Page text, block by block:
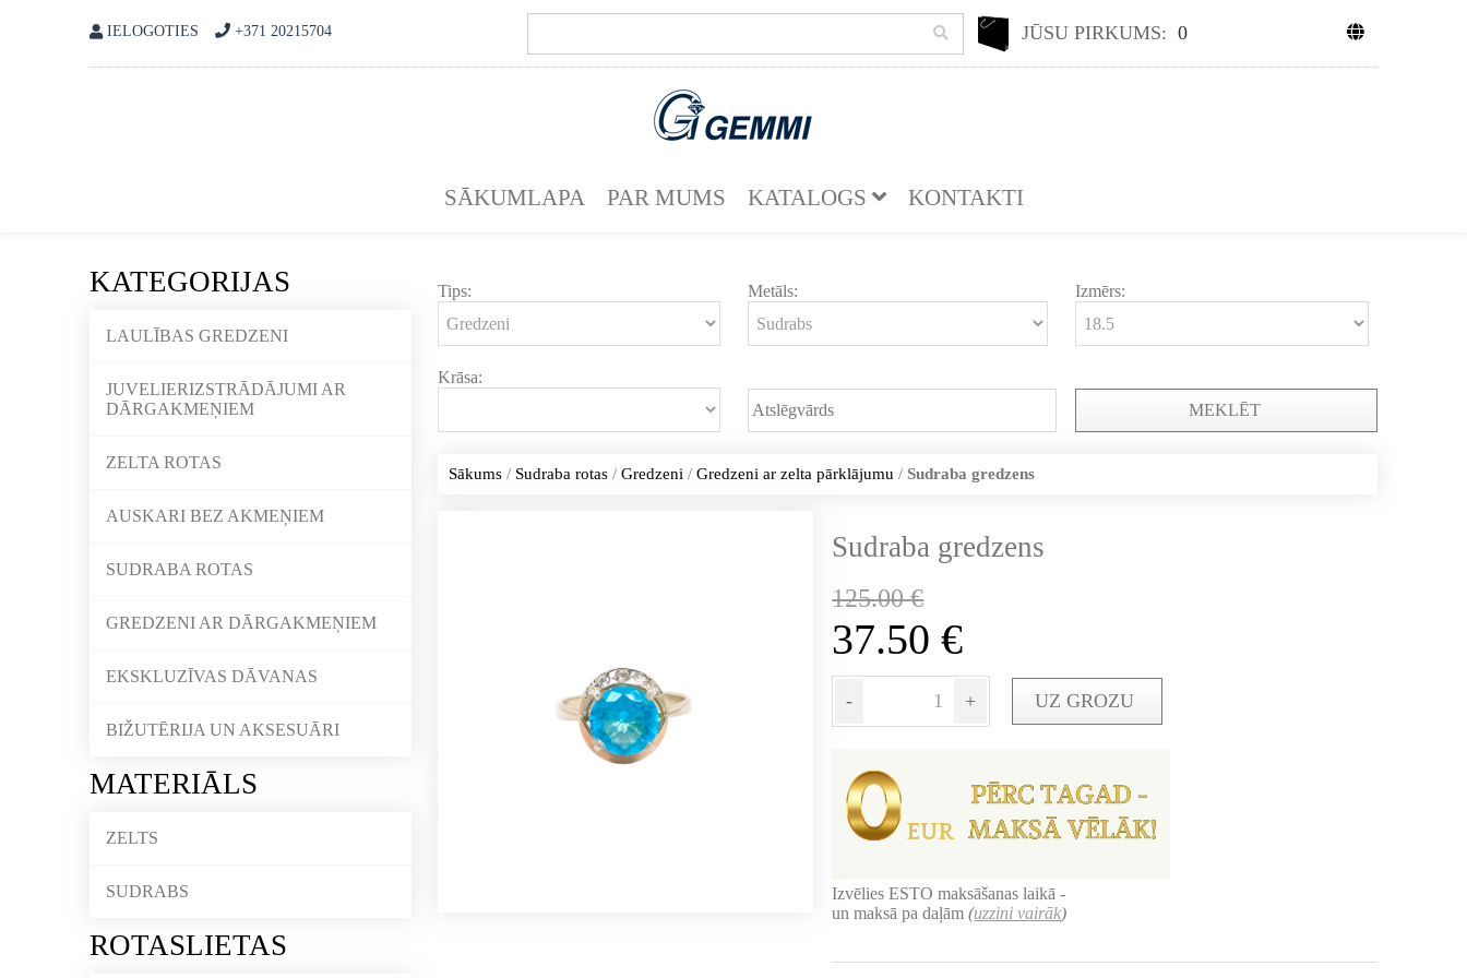
IELOGOTIES +371 20215704 JŪSU PIRKUMS: 0
SĀKUMLAPA PAR MUMS KATALOGS KONTAKTI
KATEGORIJAS
LAULĪBAS GREDZENI
JUVELIERIZSTRĀDĀJUMI AR
DĀRGAKMEŅIEM
ZELTA ROTAS
AUSKARI BEZ AKMEŅIEM
SUDRABA ROTAS
GREDZENI AR DĀRGAKMEŅIEM
EKSKLUZĪVAS DĀVANAS
BIŽUTĒRIJA UN AKSESUĀRI
MATERIĀLS
ZELTS
SUDRABS
ROTASLIETAS
Tips: Metāls: Izmērs:
Krāsa:
MEKLĒT
Sākums/ Sudraba rotas/ Gredzeni / Gredzeni ar zelta pārklājumu / Sudraba gredzens
Sudraba gredzens
125.00€
37.50€
- + UZ GROZU
Izvēlies ESTO maksāšanas laikā -
un maksā pa daļām(uzzini vairāk)